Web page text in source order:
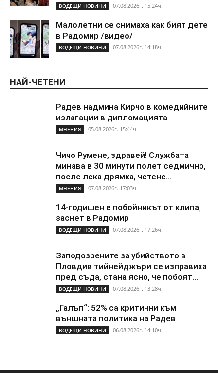
ВОДЕЩИ НОВИНИ 07.08.2026г. 15:24ч.
Малолетни се снимаха как бият дете
в Радомир /видео/
ВОДЕЩИ НОВИНИ 07.08.2026г. 14:18ч.
НАЙ-ЧЕТЕНИ
Радев надмина Кирчо в комедийните
излагации в дипломацията
МНЕНИЯ 05.08.2026г. 15:44ч.
Чичо Румене, здравей! Службата
минава в 30 минути полет седмично,
после лека дрямка, четене...
МНЕНИЯ 07.08.2026г. 17:03ч.
14-годишен е побойникът от клипа,
заснет в Радомир
ВОДЕЩИ НОВИНИ 07.08.2026г. 17:26ч.
Заподозрените за убийството в
Пловдив тийнейджъри се изправиха
пред съда, стана ясно, че побоят...
ВОДЕЩИ НОВИНИ 07.08.2026г. 13:28ч.
„Галъп“: 52% са критични към
външната политика на Радев
ВОДЕЩИ НОВИНИ 06.08.2026г. 14:10ч.